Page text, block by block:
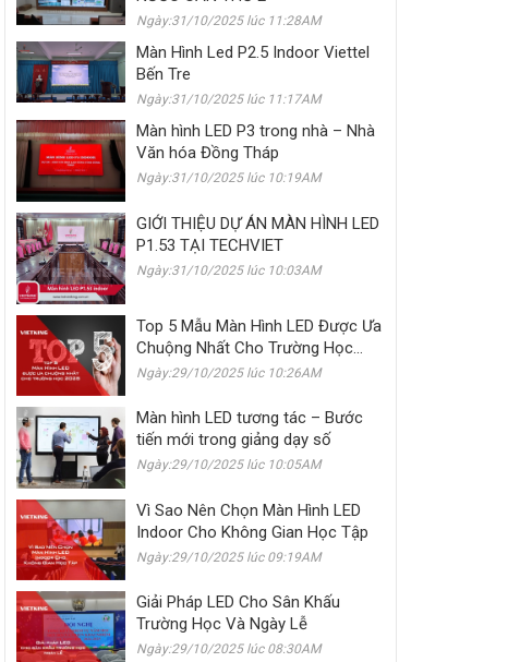
Ngày:31/10/2025 lúc 11:28AM
Màn Hình Led P2.5 Indoor Viettel
Bến Tre
Ngày:31/10/2025 lúc 11:17AM
Màn hình LED P3 trong nhà – Nhà
Văn hóa Đồng Tháp
Ngày:31/10/2025 lúc 10:19AM
GIỚI THIỆU DỰ ÁN MÀN HÌNH LED
P1.53 TẠI TECHVIET
Ngày:31/10/2025 lúc 10:03AM
Top 5 Mẫu Màn Hình LED Được Ưa
Chuộng Nhất Cho Trường Học
2025
Ngày:29/10/2025 lúc 10:26AM
Màn hình LED tương tác – Bước
tiến mới trong giảng dạy số
Ngày:29/10/2025 lúc 10:05AM
Vì Sao Nên Chọn Màn Hình LED
Indoor Cho Không Gian Học Tập
Ngày:29/10/2025 lúc 09:19AM
Giải Pháp LED Cho Sân Khấu
Trường Học Và Ngày Lễ
Ngày:29/10/2025 lúc 08:30AM